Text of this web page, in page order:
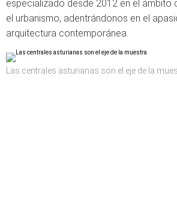
especializado desde 2012 en el ámbito
el urbanismo, adentrándonos en el
arquitectura contemporánea.
Las centrales asturianas son el eje de la